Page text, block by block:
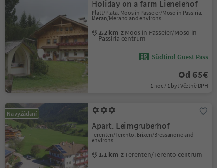
Holiday on a farm Lienelehof
Platt/Plata, Moos in Passeier/Moso in Passiria,
Meran/Merano and environs
2.2 km z Moos in Passeier/Moso in
Passiria centrum
Südtirol Guest Pass
Od 65€
1 noc / 1 byt Včetně DPH
Na vyžádání
Apart. Leimgruberhof
Terenten/Terento, Brixen/Bressanone and
environs
1.1 km z Terenten/Terento centrum